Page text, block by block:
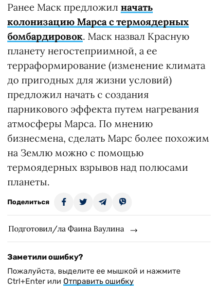
Ранее Маск предложил начать
колонизацию Марса с термоядерных
бомбардировок. Маск назвал Красную
планету негостеприимной, а ее
терраформирование (изменение климата
до пригодных для жизни условий)
предложил начать с создания
парникового эффекта путем нагревания
атмосферы Марса. По мнению
бизнесмена, сделать Марс более похожим
на Землю можно с помощью
термоядерных взрывов над полюсами
планеты.
Поделиться
Подготовил/ла Фаина Ваулина
Заметили ошибку?
Пожалуйста, выделите ее мышкой и нажмите
Ctrl+Enter или Отправить ошибку